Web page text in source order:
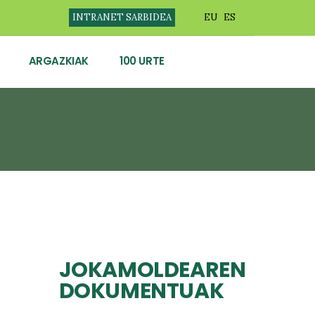
INTRANET SARBIDEA EU ES
ARGAZKIAK 100 URTE
JOKAMOLDEAREN
DOKUMENTUAK